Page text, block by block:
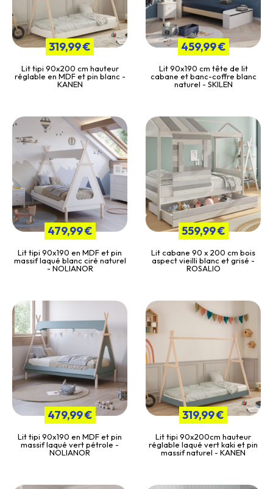
319,99 €
Lit tipi 90x200 cm hauteur
réglable en MDF et pin blanc -
KANEN
459,99 €
Lit 90x190 cm tête de lit
cabane et banc-coffre blanc
naturel - SKILEN
479,99 €
Lit tipi 90x190 en MDF et pin
massif laqué blanc ciré naturel
- NOLIANOR
559,99 €
Lit cabane 90 x 200 cm bois
aspect vieilli blanc et grisé -
ROSALIO
479,99 €
Lit tipi 90x190 en MDF et pin
massif laqué vert pétrole -
NOLIANOR
319,99 €
Lit tipi 90x200cm hauteur
réglable laqué vert kaki et pin
massif naturel - KANEN